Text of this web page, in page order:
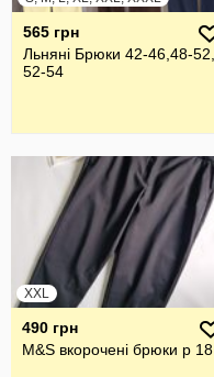
565 грн
Льняні Брюки 42-46,48-52,
52-54
XXL
490 грн
M&S вкорочені брюки р 18